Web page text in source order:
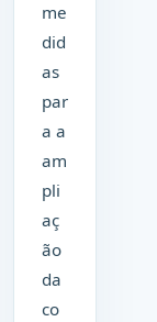
me
did
as
par
a a
am
pli
aç
ão
da
co